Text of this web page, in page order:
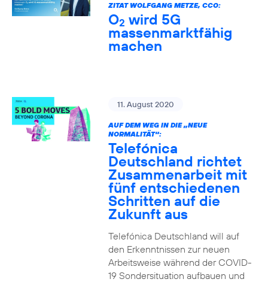
ZITAT WOLFGANG METZE, CCO:
O2 wird 5G
massenmarktfähig
machen
11. August 2020
AUF DEM WEG IN DIE „NEUE
NORMALITÄT“:
Telefónica
Deutschland richtet
Zusammenarbeit mit
fünf entschiedenen
Schritten auf die
Zukunft aus
Telefónica Deutschland will auf
den Erkenntnissen zur neuen
Arbeitsweise während der COVID-
19 Sondersituation aufbauen und